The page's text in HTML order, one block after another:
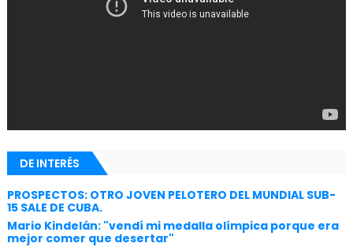
DE INTERÉS
PROSPECTOS: OTRO JOVEN PELOTERO DEL MUNDIAL SUB-
15 SALE DE CUBA.
Mario Kindelán: "vendí mi medalla olímpica porque era
mejor comer que desertar"